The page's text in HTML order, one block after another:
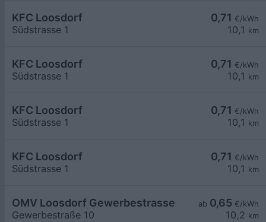
0,71 €/kWh
10,1 km
KFC Loosdorf
Südstrasse 1
0,71 €/kWh
10,1 km
KFC Loosdorf
Südstrasse 1
0,71 €/kWh
10,1 km
KFC Loosdorf
Südstrasse 1
0,71 €/kWh
10,1 km
KFC Loosdorf
Südstrasse 1
ab 0,65 €/kWh
10,2 km
OMV Loosdorf Gewerbestrasse
Gewerbestraße 10